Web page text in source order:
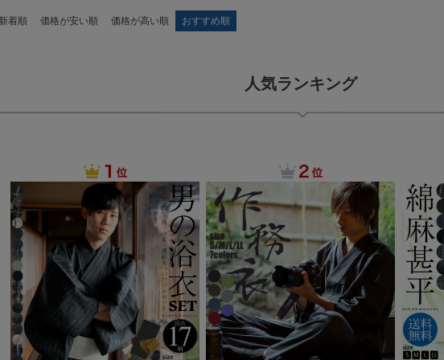
着順 価格が安い順 価格が高い順 おすすめ順
人気ランキング